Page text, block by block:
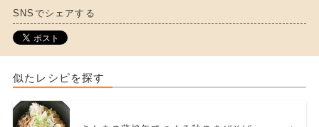
SNSでシェアする
似たレシピを探す